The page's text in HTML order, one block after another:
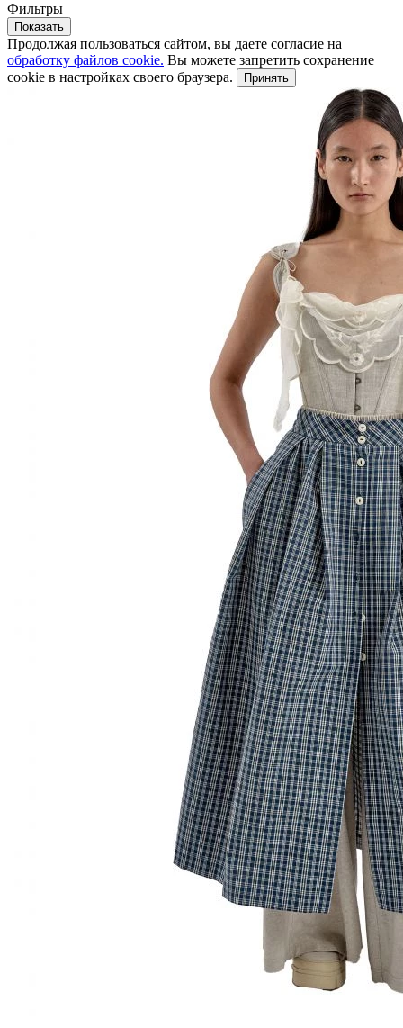
Фильтры
Показать
Продолжая пользоваться сайтом, вы даете согласие на
обработку файлов cookie. Вы можете запретить сохранение
cookie в настройках своего браузера.
Принять